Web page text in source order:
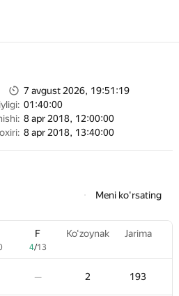
7 avgust 2026, 19:51:19
01:40:00
8 apr 2018, 12:00:00
oxiri: 8 apr 2018, 13:40:00
Meni ko'rsating
F
4/13
Ko‘zoynak Jarima
— 2 193